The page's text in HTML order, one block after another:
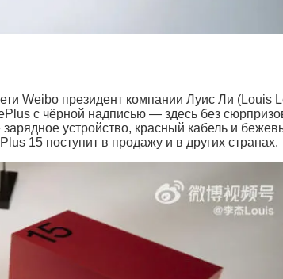
Weibo президент компании Луис Ли (Louis
с чёрной надписью — здесь без
устройство, красный кабель и
15 поступит в продажу и в других странах.